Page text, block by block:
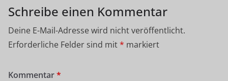
Schreibe einen Kommentar
Deine E-Mail-Adresse wird nicht veröffentlicht.
Erforderliche Felder sind mit* markiert
Kommentar*